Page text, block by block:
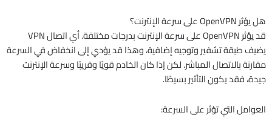
هل يؤثر OpenVPN على سرعة الإنترنت؟
قد يؤثر OpenVPN على سرعة الإنترنت بدرجات مختلفة. أي اتصال VPN
يضيف طبقة تشفير وتوجيه إضافية، وهذا قد يؤدي إلى انخفاض في السرعة
مقارنة بالاتصال المباشر. لكن إذا كان الخادم قويًا وقريبًا وسرعة الإنترنت
جيدة، فقد يكون التأثير بسيطًا.
العوامل التي تؤثر على السرعة: